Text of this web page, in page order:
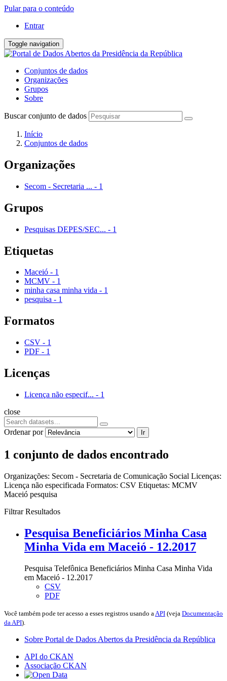
Pular para o conteúdo
Entrar
Toggle navigation
Conjuntos de dados
Organizações
Grupos
Sobre
Buscar conjunto de dados
Início
Conjuntos de dados
Organizações
Secom - Secretaria ... - 1
Grupos
Pesquisas DEPES/SEC... - 1
Etiquetas
Maceió - 1
MCMV - 1
minha casa minha vida - 1
pesquisa - 1
Formatos
CSV - 1
PDF - 1
Licenças
Licença não especif... - 1
close
Ordenar por Ir
1 conjunto de dados encontrado
Organizações: Secom - Secretaria de Comunicação Social Licenças:
Licença não especificada Formatos: CSV Etiquetas: MCMV
Maceió pesquisa
Filtrar Resultados
Pesquisa Beneficiários Minha Casa
Minha Vida em Maceió - 12.2017
Pesquisa Telefônica Beneficiários Minha Casa Minha Vida
em Maceió - 12.2017
CSV
PDF
Você também pode ter acesso a esses registros usando a API (veja Documentação
da API).
Sobre Portal de Dados Abertos da Presidência da República
API do CKAN
Associação CKAN